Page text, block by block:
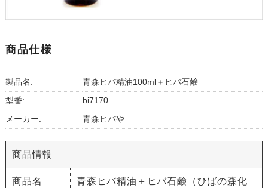
商品仕様
製品名: 青森ヒバ精油100ml＋ヒバ石鹸
型番: bi7170
メーカー: 青森ヒバや
商品情報
商品名
青森ヒバ精油＋ヒバ石鹸（ひばの森化